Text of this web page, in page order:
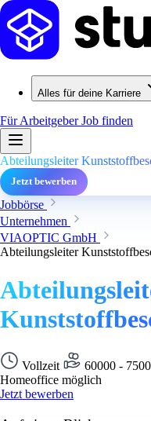
Alles für deine Karriere
Für ArbeitgeberJob finden
Abteilungsleiter
Jetzt bewerben
Jobbörse
Unternehmen
VIAOPTIC GmbH
Abteilungsleiter
Vollzeit 60000 -
Homeoffice möglich
Jetzt bewerben